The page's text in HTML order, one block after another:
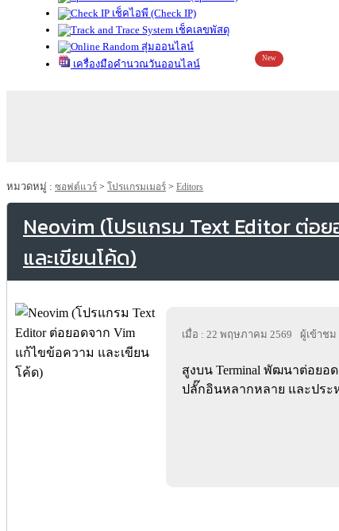
เช็คไอพี (Check IP)
เช็คเลขพัสดุ
สุ่มออนไลน์
เครื่องมือคำนวณวันออนไลน์
New
หมวดหมู่ : ซอฟต์แวร์ > โปรแกรมเมอร์ > Editors
Neovim (โปรแกรม Text Editor ต่อ
และเขียนโค้ด)
เมื่อ : 22 พฤษภาคม 2569 ผู้เข้าชม
สูงบน Terminal พัฒนาต่อยอ
ปลั๊กอินหลากหลาย และประ